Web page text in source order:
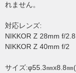
れません。
対応レンズ:
NIKKOR Z 28mm f/2.8
NIKKOR Z 40mm f/2
サイズ:φ55.3㎜x8.8㎜